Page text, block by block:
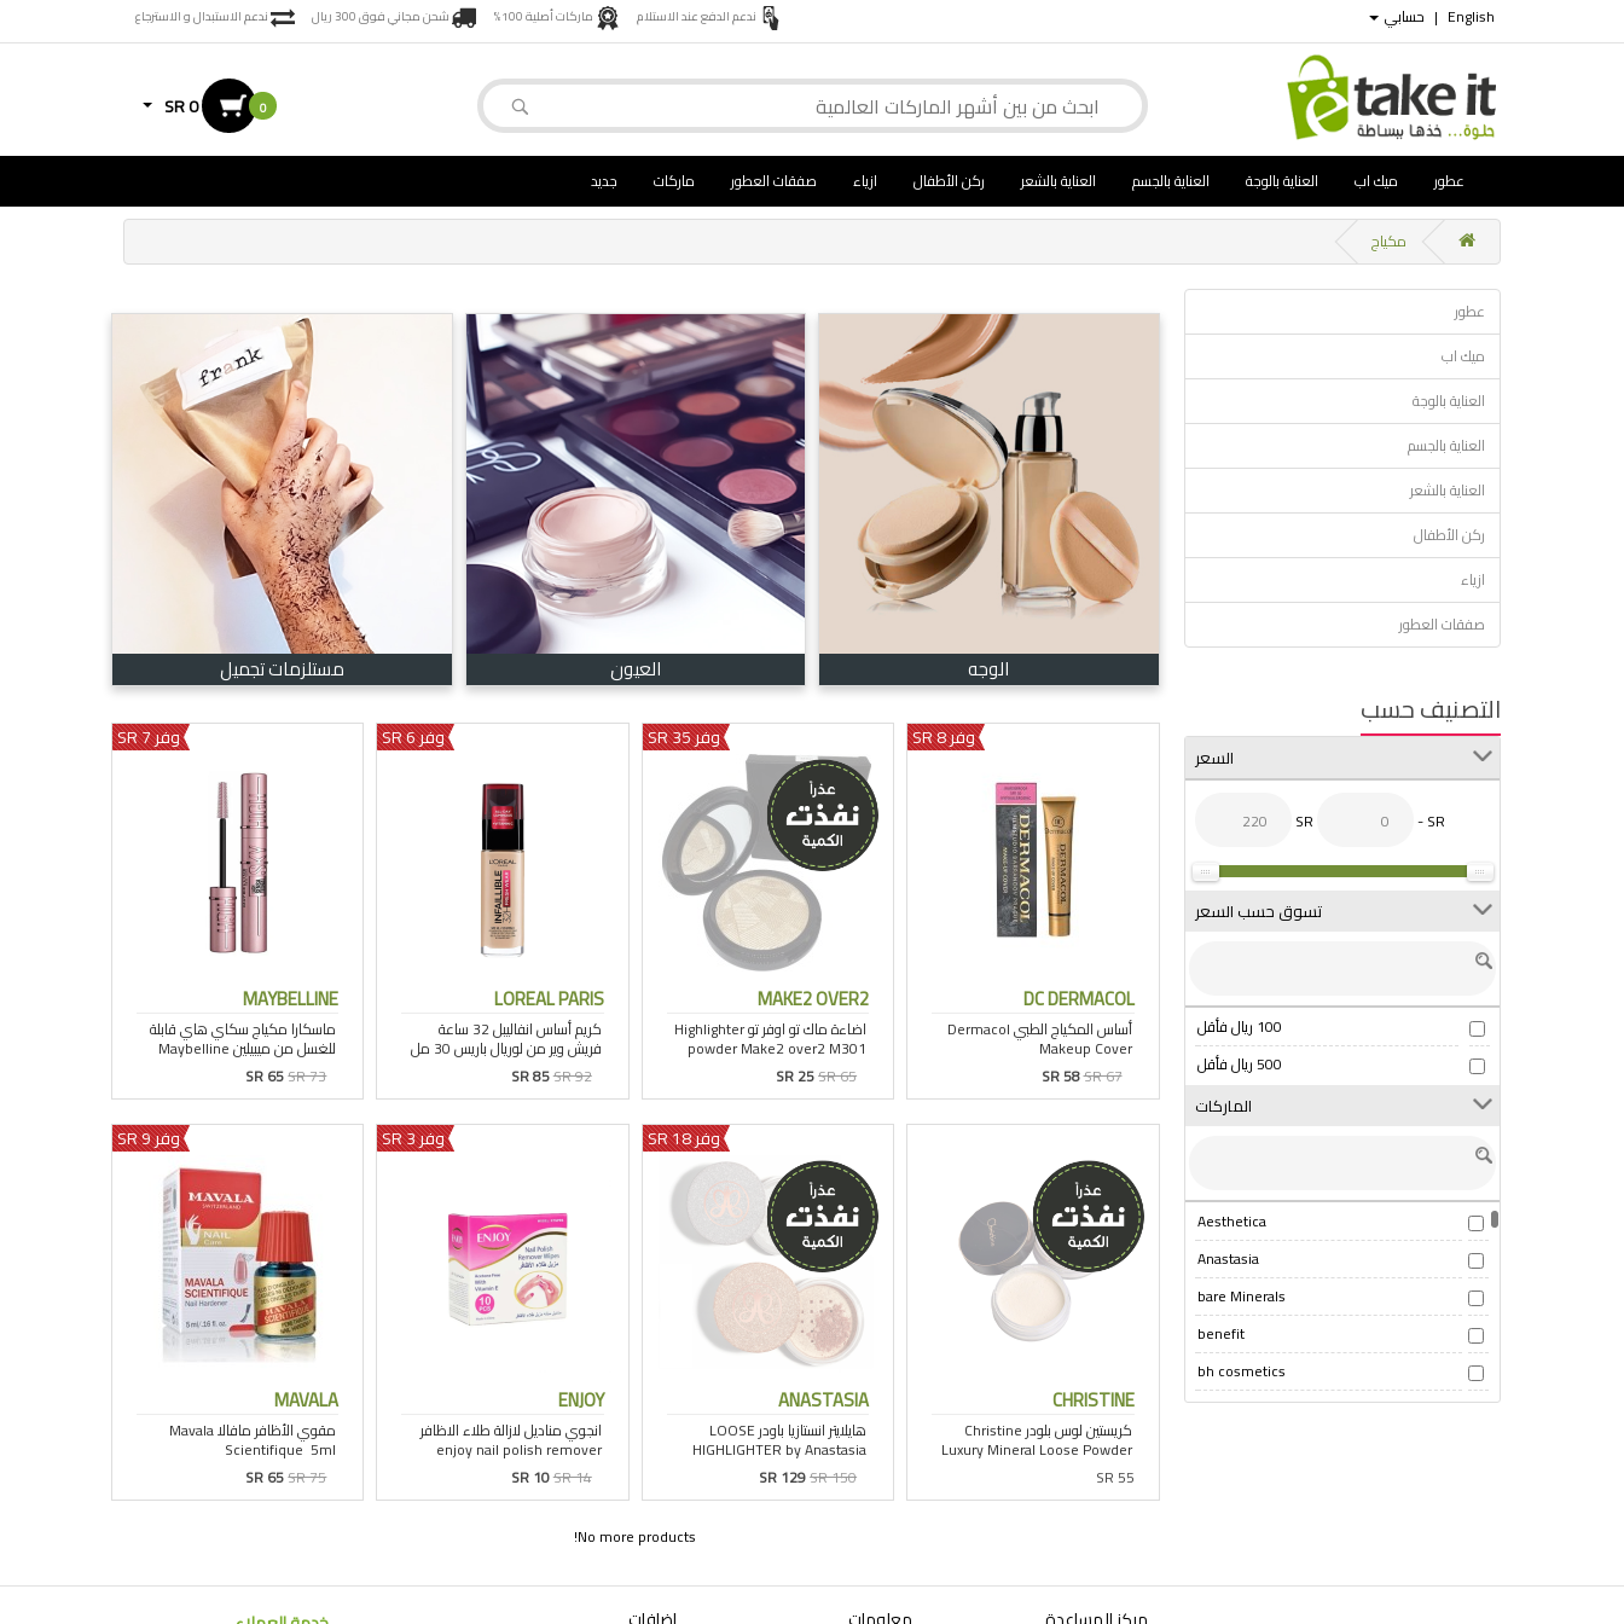
English
| حسابي ندعم الدفع عند الاستلام ماركات أصلية 100% شحن مجاني فوق 300 ريال ندعم الاستبدال و الاسترجاع
0
SR 0
عطور ميك اب العناية بالوجة العناية بالجسم العناية بالشعر ركن الأطفال ازياء صفقات العطور ماركات جديد
مكياج
عطور
ميك اب
العناية بالوجة
العناية بالجسم
العناية بالشعر
ركن الأطفال
ازياء
صفقات العطور
التصنيف حسب
السعر
SR - SR
تسوق حسب السعر
100 ريال فأقل
500 ريال فأقل
الماركات
Aesthetica
Anastasia
bare Minerals
benefit
bh cosmetics
BOBBI BROWN
coogie
الوجه العيون مستلزمات تجميل
وفر 8 SR
DC DERMACOL
SR 58SR 67
وفر 35 SR
MAKE2 OVER2
SR 25SR 65
وفر 6 SR
LOREAL PARIS
SR 85SR 92
وفر 7 SR
MAYBELLINE
SR 65SR 73
CHRISTINE
SR 55
وفر 18 SR
ANASTASIA
SR 129SR 150
وفر 3 SR
ENJOY
SR 10SR 14
وفر 9 SR
MAVALA
SR 65SR 75
No more products!